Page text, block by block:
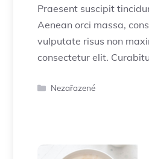
Praesent suscipit
Aenean orci massa,
vulputate risus non
consectetur elit.
Rubriky
Nezařazené